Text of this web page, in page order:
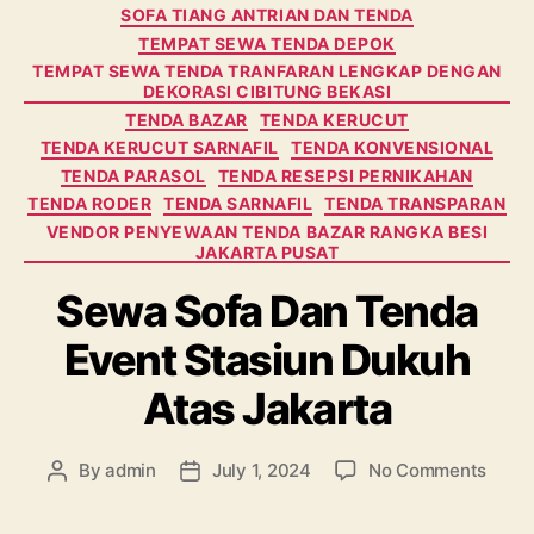
SOFA TIANG ANTRIAN DAN TENDA
TEMPAT SEWA TENDA DEPOK
TEMPAT SEWA TENDA TRANFARAN LENGKAP DENGAN
DEKORASI CIBITUNG BEKASI
TENDA BAZAR
TENDA KERUCUT
TENDA KERUCUT SARNAFIL
TENDA KONVENSIONAL
TENDA PARASOL
TENDA RESEPSI PERNIKAHAN
TENDA RODER TENDA SARNAFIL
TENDA TRANSPARAN
VENDOR PENYEWAAN TENDA BAZAR RANGKA BESI
JAKARTA PUSAT
Sewa Sofa Dan Tenda
Event Stasiun Dukuh
Atas Jakarta
PostByadmin
PostJuly 1, 2024 No Commentson